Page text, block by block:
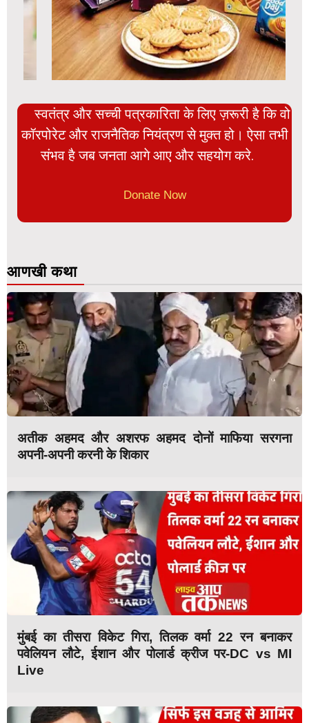
स्वतंत्र और सच्ची पत्रकारिता के लिए ज़रूरी है कि वो
कॉरपोरेट और राजनैतिक नियंत्रण से मुक्त हो। ऐसा तभी
संभव है जब जनता आगे आए और सहयोग करे.
Donate Now
आणखी कथा
अतीक अहमद और अशरफ अहमद दोनों माफिया सरगना
अपनी-अपनी करनी के शिकार
मुंबई का तीसरा विकेट गिरा, तिलक वर्मा 22 रन बनाकर
पवेलियन लौटे, ईशान और पोलार्ड क्रीज पर-DC vs MI
Live